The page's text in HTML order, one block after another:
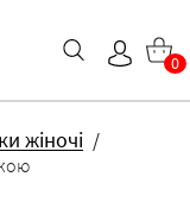
0
жіночі